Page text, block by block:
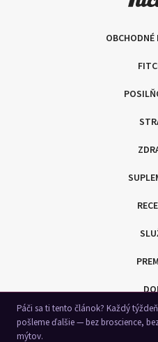
OBCHODNÉ
Páči sa ti tento článok? Každý
pošleme ďalšie — bez broscience,
mýtov.